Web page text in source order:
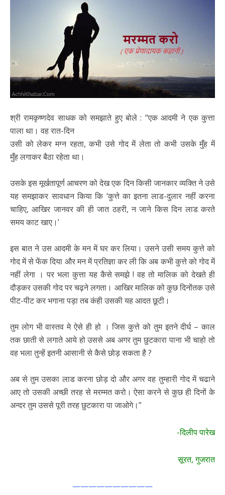
श्री रामकृष्णदेव साधक को समझाते हुए बोले : “एक आदमी ने एक कुत्ता
पाला था। वह रात-दिन
उसी को लेकर मग्न रहता, कभी उसे गोद में लेता तो कभी उसके मुँह में
मुँह लगाकर बैठा रहेता था।
उसके इस मूर्खतापूर्ण आचरण को देख एक दिन किसी जानकार व्यक्ति ने उसे
यह समझाकर सावधान किया कि ‘कुत्ते का इतना लाड-दुलार नहीं करना
चाहिए, आखिर जानवर की ही जात ठहरी, न जाने किस दिन लाड करते
समय काट खाए।’
इस बात ने उस आदमी के मन में घर कर लिया। उसने उसी समय कुत्ते को
गोद में से फेंक दिया और मन में प्रतिज्ञा कर ली कि अब कभी कुत्ते को गोद में
नहीं लेगा । पर भला कुत्ता यह कैसे समझे ! वह तो मालिक को देखते ही
दौड़कर उसकी गोद पर चढ़ने लगता। आखिर मालिक को कुछ दिनोंतक उसे
पीट-पीट कर भगाना पड़ा तब कंही उसकी यह आदत छूटी।
तुम लोग भी वास्तव मे ऐसे ही हो । जिस कुत्ते को तुम इतने दीर्घ – काल
तक छाती से लगाते आये हो उससे अब अगर तुम छुटकारा पाना भी चाहो तो
वह भला तुन्हें इतनी आसानी से कैसे छोड़ सकता है ?
अब से तुम उसका लाड करना छोड़ दो और अगर वह तुम्हारी गोद में चढाने
आए तो उसकी अच्छी तरह से मरम्मत करो। ऐसा करने से कुछ ही दिनों के
अन्दर तुम उससे पूरी तरह छुटकारा पा जाओगे।”
-दिलीप पारेख
सूरत, गुजरात
——————————